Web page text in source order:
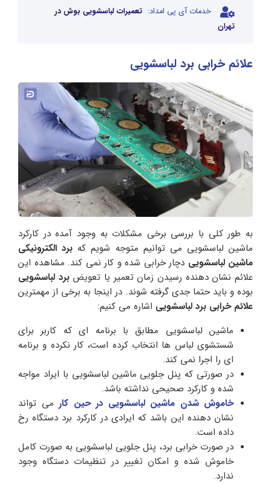
خدمات آی پی امداد: تعمیرات لباسشویی بوش در
تهران
علائم خرابی برد لباسشویی
به طور کلی با بررسی برخی مشکلات به وجود آمده در کارکرد
ماشین لباسشویی می توانیم متوجه شویم که برد الکترونیکی
ماشین لباسشویی دچار خرابی شده و کار نمی کند. مشاهده این
علائم نشان دهنده رسیدن زمان تعمیر یا تعویض برد لباسشویی
بوده و باید حتما جدی گرفته شوند. در اینجا به برخی از مهمترین
علائم خرابی برد لباسشویی اشاره می‌ کنیم:
ماشین لباسشویی مطابق با برنامه ای که کاربر برای
شستشوی لباس ها انتخاب کرده است، کار نکرده و برنامه
ای را اجرا نمی کند.
در صورتی که پنل جلویی ماشین لباسشویی با ایراد مواجه
شده و کارکرد صحیحی نداشته باشد.
خاموش شدن ماشین لباسشویی در حین کار می تواند
نشان دهنده این باشد که ایرادی در کارکرد برد دستگاه رخ
داده است.
در صورت خرابی برد، پنل جلویی لباسشویی به صورت کامل
خاموش شده و امکان تغییر در تنظیمات دستگاه وجود
ندارد.